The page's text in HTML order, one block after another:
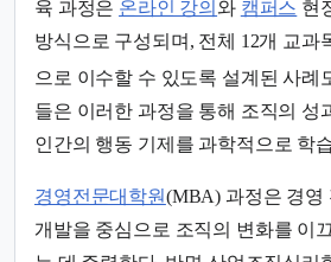
육 과정은 온라인 강의 와 캠퍼스 현
방식으로 구성되며, 전체 12개 교과
으로 이수할 수 있도록 설계된 사례
들은 이러한 과정을 통해 조직의 성
인간의 행동 기제를 과학적으로 학
경영전문대학원(MBA) 과정은 경영
개발을 중심으로 조직의 변화를 이